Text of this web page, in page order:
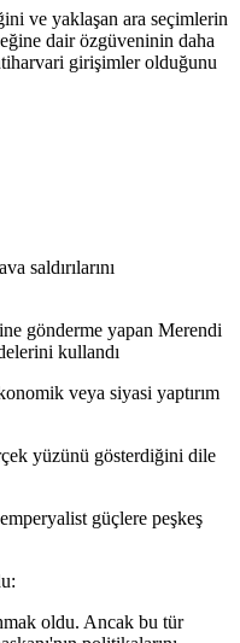
ve yaklaşan ara seçimlerin
dair özgüveninin daha
girişimler olduğunu
saldırılarını
gönderme yapan Merendi
kullandı
veya siyasi yaptırım
yüzünü gösterdiğini dile
güçlere peşkeş
oldu. Ancak bu tür